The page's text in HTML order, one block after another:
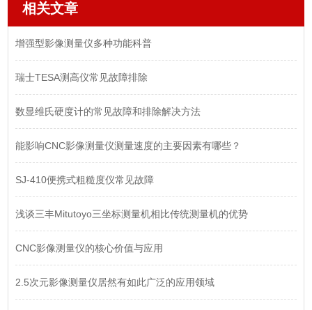
相关文章
增强型影像测量仪多种功能科普
瑞士TESA测高仪常见故障排除
数显维氏硬度计的常见故障和排除解决方法
能影响CNC影像测量仪测量速度的主要因素有哪些？
SJ-410便携式粗糙度仪常见故障
浅谈三丰Mitutoyo三坐标测量机相比传统测量机的优势
CNC影像测量仪的核心价值与应用
2.5次元影像测量仪居然有如此广泛的应用领域